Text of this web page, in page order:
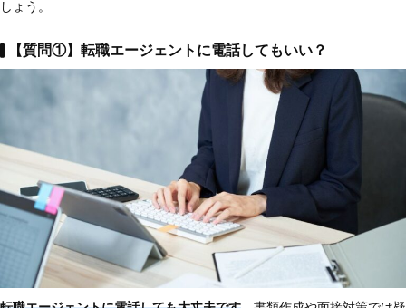
しょう。
【質問①】転職エージェントに電話してもいい？